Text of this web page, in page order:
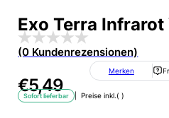
Exo Terra
(0 Kundenrezensionen)
€5,49
Merken
Sofort lieferbar | Preise inkl.()